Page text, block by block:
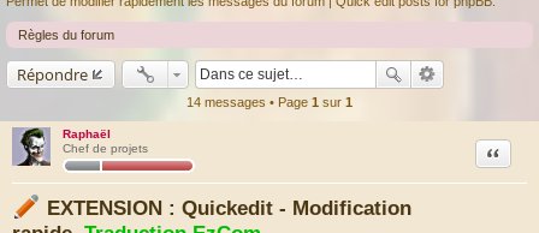
Règles du forum
Répondre
14 messages • Page 1 sur 1
Raphaël
Chef de projets
EXTENSION : Quickedit - Modification
Citation